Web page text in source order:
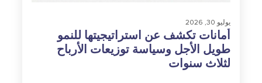
يوليو 30, 2026
أمانات تكشف عن استراتيجيتها للنمو
طويل الأجل وسياسة توزيعات الأرباح
لثلاث سنوات